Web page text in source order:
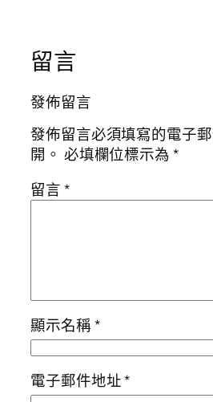
留言
發佈留言
發佈留言必須填寫的電子
開。 必填欄位標示為*
留言*
顯示名稱*
電子郵件地址*